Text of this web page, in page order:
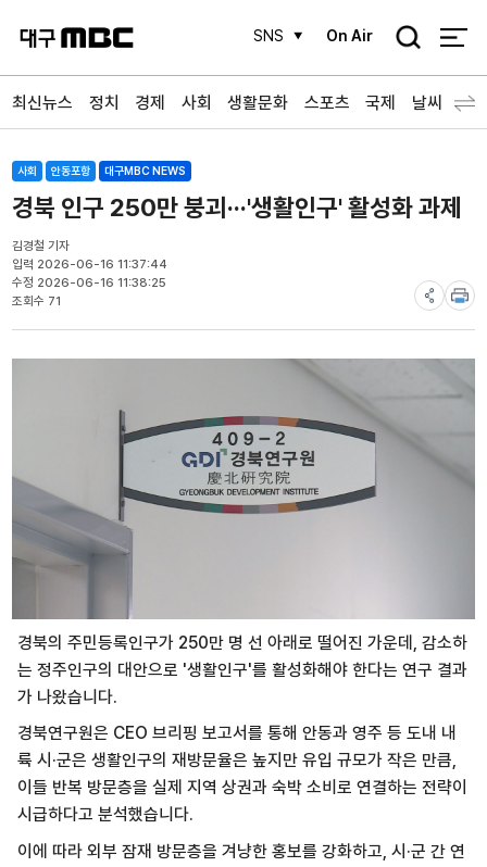
SNS On Air
검
최신뉴스 정치 경제 사회 생활문화 스포츠 국제 날씨
사회 안동포항 대구MBC NEWS
경북 인구 250만 붕괴···'생활인구' 활성화 과제
김경철 기자
입력 2026-06-16 11:37:44
수정 2026-06-16 11:38:25
조회수 71
경북의 주민등록인구가 250만 명 선 아래로 떨어진 가운데, 감소하
는 정주인구의 대안으로 '생활인구'를 활성화해야 한다는 연구 결과
가 나왔습니다.
경북연구원은 CEO 브리핑 보고서를 통해 안동과 영주 등 도내 내
륙 시·군은 생활인구의 재방문율은 높지만 유입 규모가 작은 만큼,
이들 반복 방문층을 실제 지역 상권과 숙박 소비로 연결하는 전략이
시급하다고 분석했습니다.
이에 따라 외부 잠재 방문층을 겨냥한 홍보를 강화하고, 시·군 간 연